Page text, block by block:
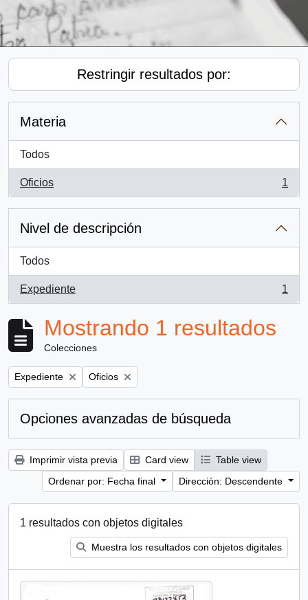
Restringir resultados por:
Materia
Todos
Oficios
, 1 resultados
1
Nivel de descripción
Todos
Expediente
, 1 resultados
1
Mostrando 1 resultados
Colecciones
Remove filter:
Expediente Remove filter:
Oficios
Opciones avanzadas de búsqueda
Imprimir vista previa Card view
Table view
Ordenar por: Fecha final
Dirección: Descendente
1 resultados con objetos digitales
Muestra los resultados con objetos digitales